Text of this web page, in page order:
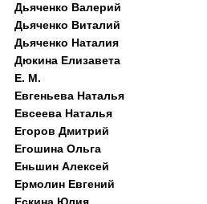
Дьяченко Валерий
Дьяченко Виталий
Дьяченко Наталия
Дюкина Елизавета
Е. М.
Евгеньева Наталья
Евсеева Наталья
Егоров Дмитрий
Егошина Ольга
Еньшин Алексей
Ермолин Евгений